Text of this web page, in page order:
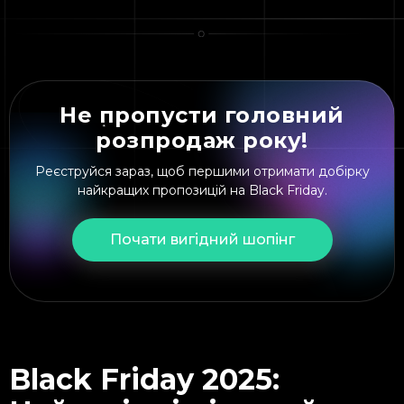
Не пропусти головний
розпродаж року!
Реєструйся зараз, щоб першими отримати добірку
найкращих пропозицій на Black Friday.
Почати вигідний шопінг
Black Friday 2025: